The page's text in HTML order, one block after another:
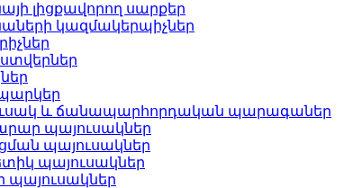
լիցքավորող սարքեր
կազմակերպիչներ
և ճանապարհորդական պարագաներ
պայուսակներ
պայուսակներ
պայուսակներ
պայուսակներ